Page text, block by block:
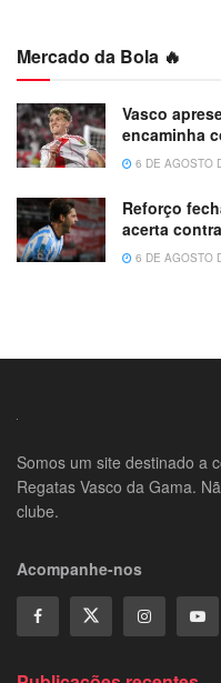
Mercado da Bola 🔥
Vasco
encaminha
6 DE AGOSTO
Reforço
acerta
6 DE AGOSTO
Somos um site destinado a
Regatas Vasco da Gama.
clube.
Acompanhe-nos